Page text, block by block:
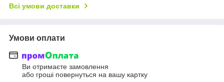
Всі умови доставки
Умови оплати
Ви отримаєте замовлення
або гроші повернуться на вашу картку